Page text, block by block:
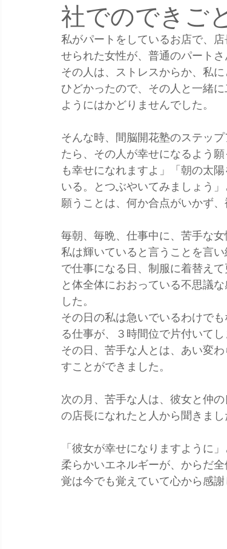
社でのできご
私がパートをしているお店で、
せられた女性が、普通のパートさ
その人は、ストレスからか、私
ひどかったので、その人と一緒
ようにはかどりませんでした。
そんな時、間脳開花塾のステッ
たら、その人が幸せになるよう
も幸せになれますよ」「朝の太
いる。とつぶやいてみましょう
願うことは、何か合点がいかず
毎朝、毎晩、仕事中に、苦手な
私は輝いていると言うことを言
で仕事になる日、制服に着替え
と体全体におおっている不思議
した。
その日の私は急いでいるわけで
る仕事が、３時間位で片付いて
その日、苦手な人とは、あい変
すことができました。
次の月、苦手な人は、彼女と仲
の店長になれたと人から聞きまし
「彼女が幸せになりますように
柔らかいエネルギーが、からだ
覚は今でも覚えていて心から感謝